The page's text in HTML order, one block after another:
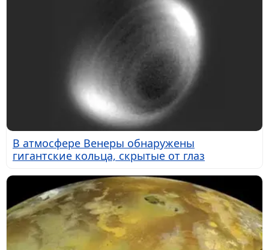
В атмосфере Венеры обнаружены
гигантские кольца, скрытые от глаз